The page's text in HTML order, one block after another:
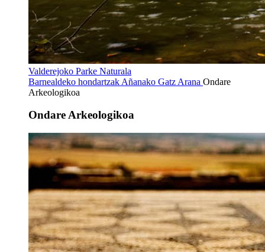
Valderejoko Parke Naturala
Barnealdeko hondartzak Añanako Gatz Arana Ondare
Arkeologikoa
Ondare Arkeologikoa